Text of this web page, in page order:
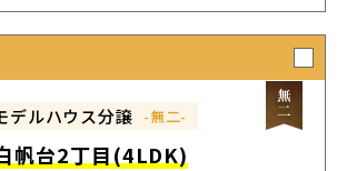
デルハウス分譲 -無二-
帆台2丁目(4LDK)